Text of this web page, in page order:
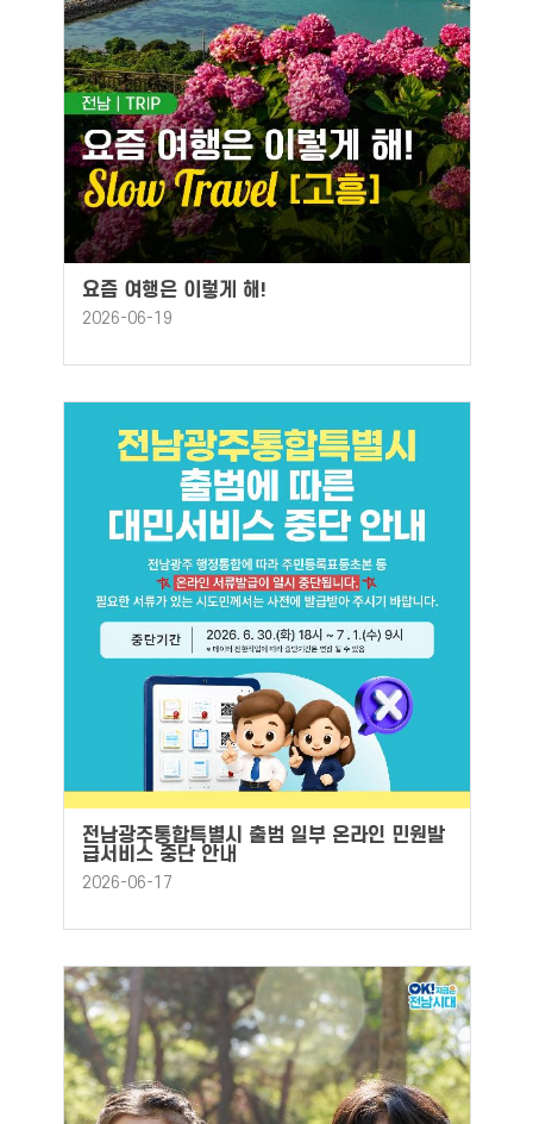
요즘 여행은 이렇게 해!
2026-06-19
전남광주통합특별시 출범 일부 온라인 민원발
급서비스 중단 안내
2026-06-17